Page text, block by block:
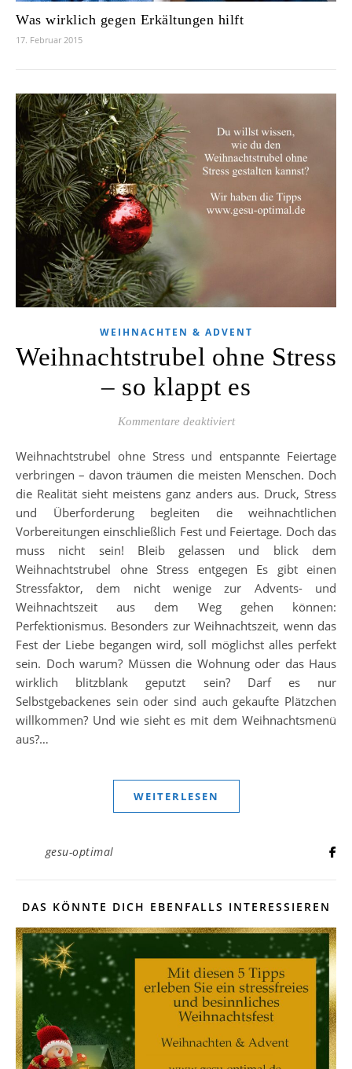
Was wirklich gegen Erkältungen hilft
17. Februar 2015
WEIHNACHTEN & ADVENT
Weihnachtstrubel ohne Stress
– so klappt es
Kommentare deaktiviertfür Weihnachtstrubel
Weihnachtstrubel ohne Stress und entspannte Feiertage
verbringen – davon träumen die meisten Menschen. Doch
die Realität sieht meistens ganz anders aus. Druck, Stress
und Überforderung begleiten die weihnachtlichen
Vorbereitungen einschließlich Fest und Feiertage. Doch das
muss nicht sein! Bleib gelassen und blick dem
Weihnachtstrubel ohne Stress entgegen Es gibt einen
Stressfaktor, dem nicht wenige zur Advents- und
Weihnachtszeit aus dem Weg gehen können:
Perfektionismus. Besonders zur Weihnachtszeit, wenn das
Fest der Liebe begangen wird, soll möglichst alles perfekt
sein. Doch warum? Müssen die Wohnung oder das Haus
wirklich blitzblank geputzt sein? Darf es nur
Selbstgebackenes sein oder sind auch gekaufte Plätzchen
willkommen? Und wie sieht es mit dem Weihnachtsmenü
aus?…
WEITERLESEN
gesu-optimal
DAS KÖNNTE DICH EBENFALLS INTERESSIEREN